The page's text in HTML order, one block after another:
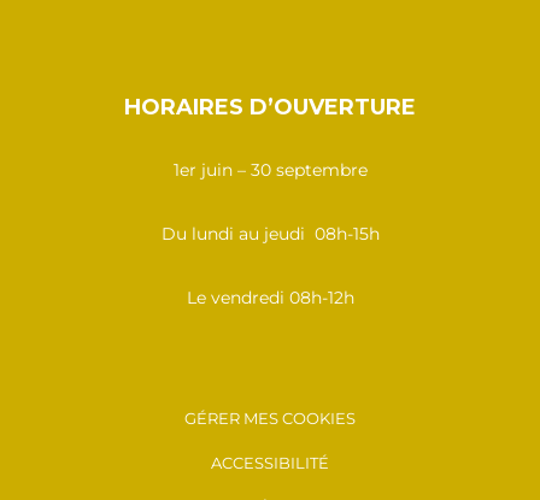
HORAIRES D’OUVERTURE
1er juin – 30 septembre
Du lundi au jeudi 08h-15h
Le vendredi 08h-12h
GÉRER MES COOKIES
ACCESSIBILITÉ